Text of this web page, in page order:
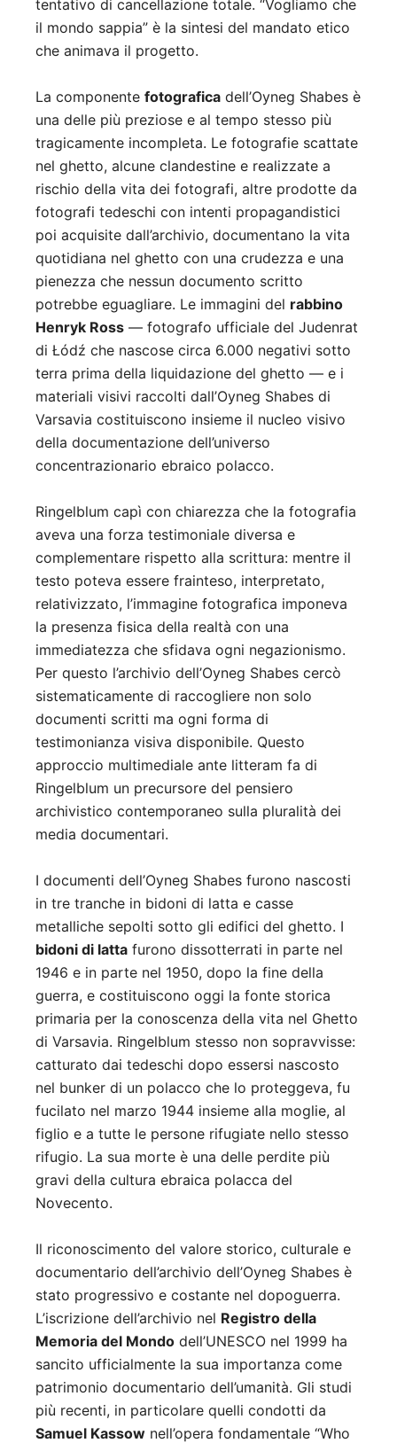
tentativo di cancellazione totale. “Vogliamo che
il mondo sappia” è la sintesi del mandato etico
che animava il progetto.
La componente fotografica dell’Oyneg Shabes è
una delle più preziose e al tempo stesso più
tragicamente incompleta. Le fotografie scattate
nel ghetto, alcune clandestine e realizzate a
rischio della vita dei fotografi, altre prodotte da
fotografi tedeschi con intenti propagandistici
poi acquisite dall’archivio, documentano la vita
quotidiana nel ghetto con una crudezza e una
pienezza che nessun documento scritto
potrebbe eguagliare. Le immagini del rabbino
Henryk Ross — fotografo ufficiale del Judenrat
di Łódź che nascose circa 6.000 negativi sotto
terra prima della liquidazione del ghetto — e i
materiali visivi raccolti dall’Oyneg Shabes di
Varsavia costituiscono insieme il nucleo visivo
della documentazione dell’universo
concentrazionario ebraico polacco.
Ringelblum capì con chiarezza che la fotografia
aveva una forza testimoniale diversa e
complementare rispetto alla scrittura: mentre il
testo poteva essere frainteso, interpretato,
relativizzato, l’immagine fotografica imponeva
la presenza fisica della realtà con una
immediatezza che sfidava ogni negazionismo.
Per questo l’archivio dell’Oyneg Shabes cercò
sistematicamente di raccogliere non solo
documenti scritti ma ogni forma di
testimonianza visiva disponibile. Questo
approccio multimediale ante litteram fa di
Ringelblum un precursore del pensiero
archivistico contemporaneo sulla pluralità dei
media documentari.
I documenti dell’Oyneg Shabes furono nascosti
in tre tranche in bidoni di latta e casse
metalliche sepolti sotto gli edifici del ghetto. I
bidoni di latta furono dissotterrati in parte nel
1946 e in parte nel 1950, dopo la fine della
guerra, e costituiscono oggi la fonte storica
primaria per la conoscenza della vita nel Ghetto
di Varsavia. Ringelblum stesso non sopravvisse:
catturato dai tedeschi dopo essersi nascosto
nel bunker di un polacco che lo proteggeva, fu
fucilato nel marzo 1944 insieme alla moglie, al
figlio e a tutte le persone rifugiate nello stesso
rifugio. La sua morte è una delle perdite più
gravi della cultura ebraica polacca del
Novecento.
Il riconoscimento del valore storico, culturale e
documentario dell’archivio dell’Oyneg Shabes è
stato progressivo e costante nel dopoguerra.
L’iscrizione dell’archivio nel Registro della
Memoria del Mondo dell’UNESCO nel 1999 ha
sancito ufficialmente la sua importanza come
patrimonio documentario dell’umanità. Gli studi
più recenti, in particolare quelli condotti da
Samuel Kassow nell’opera fondamentale “Who